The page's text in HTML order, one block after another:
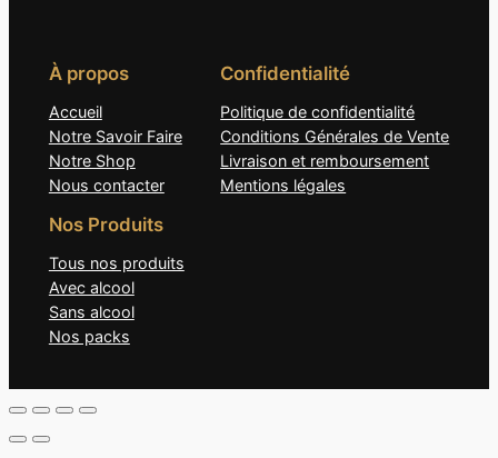
À propos
Accueil
Notre Savoir Faire
Notre Shop
Nous contacter
Confidentialité
Politique de confidentialité
Conditions Générales de Vente
Livraison et remboursement
Mentions légales
Nos Produits
Tous nos produits
Avec alcool
Sans alcool
Nos packs